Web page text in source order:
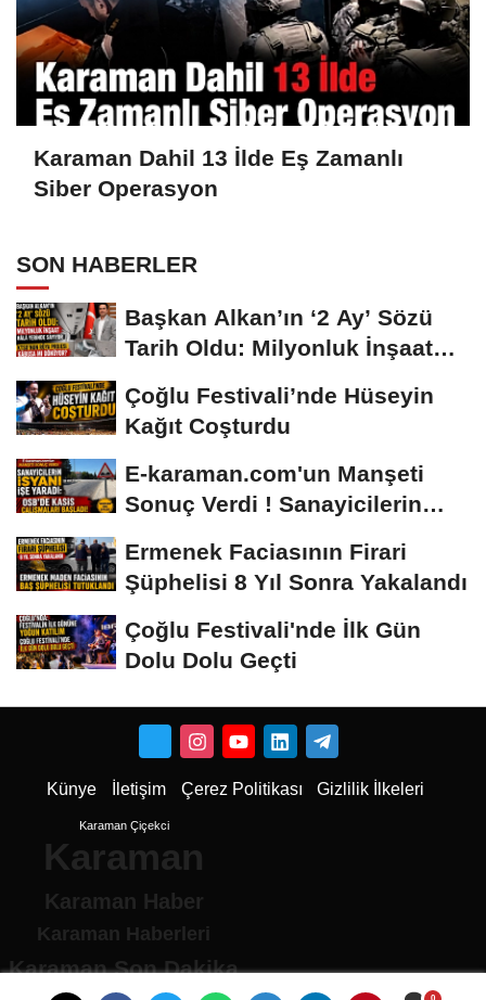
Karaman Dahil 13 İlde Eş Zamanlı
Siber Operasyon
SON HABERLER
Başkan Alkan’ın ‘2 Ay’ Sözü
Tarih Oldu: Milyonluk İnşaat
Çoğlu Festivali’nde Hüseyin
Kağıt Coşturdu
E-karaman.com'un Manşeti
Sonuç Verdi ! Sanayicilerin
Ermenek Faciasının Firari
Şüphelisi 8 Yıl Sonra Yakalandı
Çoğlu Festivali'nde İlk Gün
Dolu Dolu Geçti
Künye İletişim Çerez Politikası Gizlilik İlkeleri
Karaman Çiçekci
Karaman
Karaman Haber
Karaman Haberleri
Karaman Son Dakika